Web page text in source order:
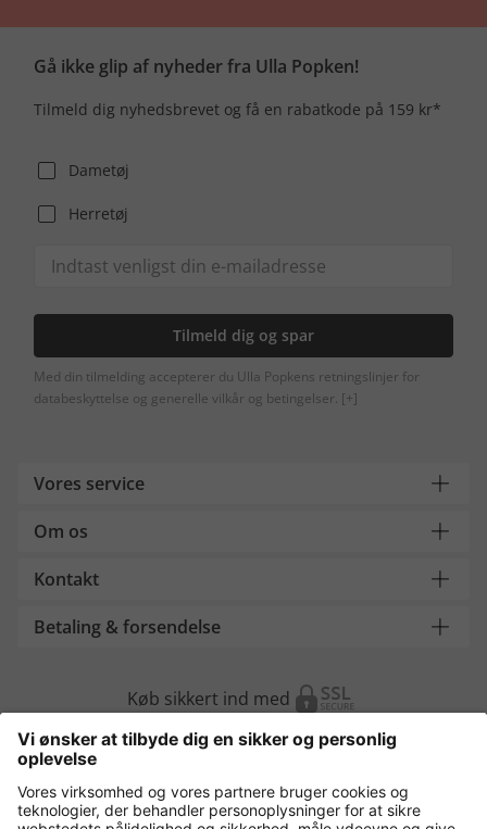
Gå ikke glip af nyheder fra Ulla Popken!
Tilmeld dig nyhedsbrevet og få en rabatkode på 159 kr*
Dametøj
Herretøj
Tilmeld dig og spar
Med din tilmelding accepterer du Ulla Popkens retningslinjer for
databeskyttelse og generelle vilkår og betingelser. [+]
Vores service
Om os
Kontakt
Betaling & forsendelse
Køb sikkert ind med
Flere webshops